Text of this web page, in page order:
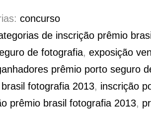
concurso
de inscrição prêmio
de fotografia, exposição
prêmio porto seguro
fotografia 2013, inscrição
prêmio brasil fotografia 2013,